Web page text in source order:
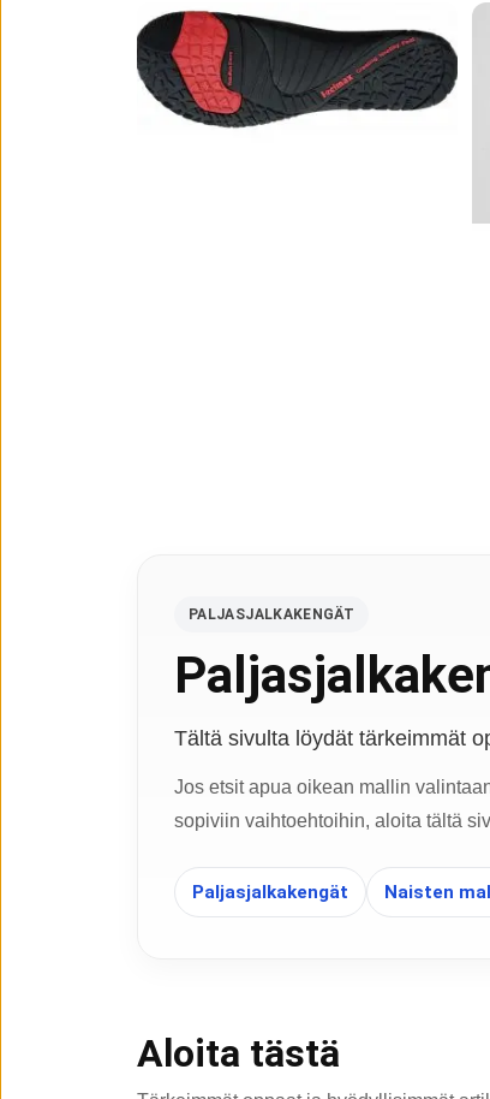
PALJASJALKAKENGÄT
Tältä sivulta löydät tärkeimmät
Jos etsit apua oikean mallin
sopiviin vaihtoehtoihin, aloita tältä
Paljasjalkakengät Naisten
Aloita tästä